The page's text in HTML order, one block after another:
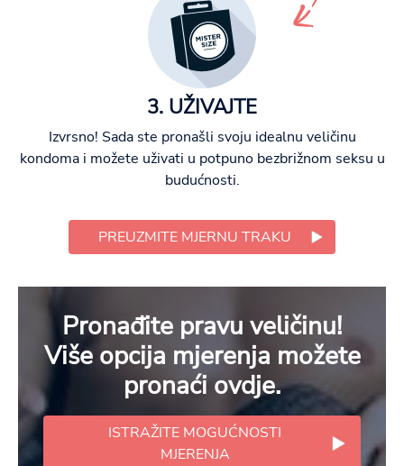
3. UŽIVAJTE
Izvrsno! Sada ste pronašli svoju idealnu veličinu
kondoma i možete uživati u potpuno bezbrižnom seksu u
budućnosti.
PREUZMITE MJERNU TRAKU
Pronađite pravu veličinu!
Više opcija mjerenja možete
pronaći ovdje.
ISTRAŽITE MOGUĆNOSTI
MJERENJA